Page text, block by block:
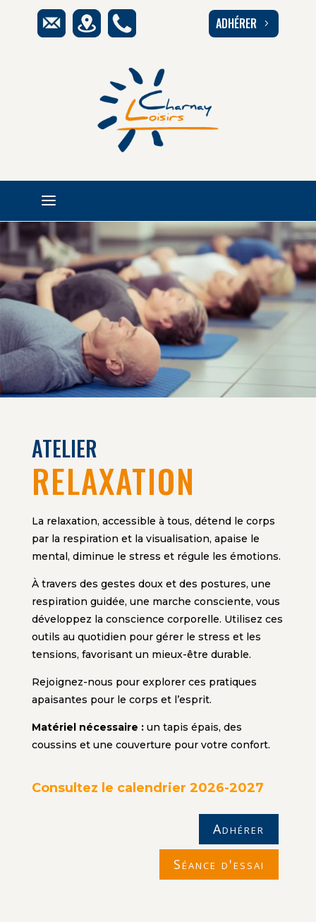
ADHÉRER 5
a
ATELIER
RELAXATION
La relaxation, accessible à tous, détend le corps
par la respiration et la visualisation, apaise le
mental, diminue le stress et régule les émotions.
À travers des gestes doux et des postures, une
respiration guidée, une marche consciente, vous
développez la conscience corporelle. Utilisez ces
outils au quotidien pour gérer le stress et les
tensions, favorisant un mieux-être durable.
Rejoignez-nous pour explorer ces pratiques
apaisantes pour le corps et l’esprit.
Matériel nécessaire : un tapis épais, des
coussins et une couverture pour votre confort.
Consultez le calendrier 2026-2027
Adhérer
Séance d'essai